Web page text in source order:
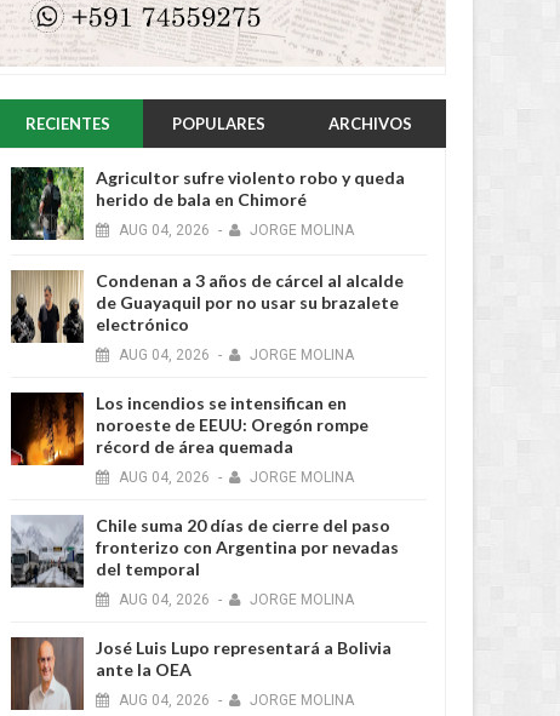
Bass Werner logra
donación del BID para
Auditoría en Villa Montes revela
"desmantelamiento" de
RECIENTES POPULARES ARCHIVOS
Agricultor sufre violento robo y queda
herido de bala en Chimoré
AUG 04, 2026 - JORGE MOLINA
Condenan a 3 años de cárcel al alcalde
de Guayaquil por no usar su brazalete
electrónico
AUG 04, 2026 - JORGE MOLINA
Los incendios se intensifican en
noroeste de EEUU: Oregón rompe
récord de área quemada
AUG 04, 2026 - JORGE MOLINA
Chile suma 20 días de cierre del paso
fronterizo con Argentina por nevadas
del temporal
AUG 04, 2026 - JORGE MOLINA
José Luis Lupo representará a Bolivia
ante la OEA
AUG 04, 2026 - JORGE MOLINA